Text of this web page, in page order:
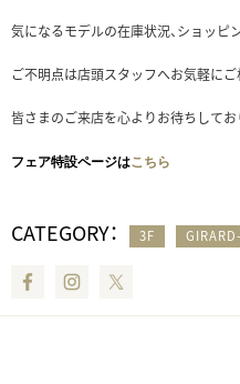
気になるモデルの在庫状況、ショッピ
ご不明点は店頭スタッフへお気軽にご
皆さまのご来店を心よりお待ちしてお
フェア特設ページはこちら
CATEGORY： 3F
FacebookInstagram